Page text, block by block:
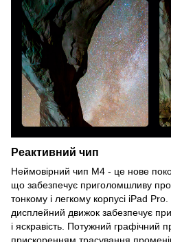
Реактивний чип
Неймовірний чип M4 - це нове
що забезпечує приголомшливу
тонкому і легкому корпусі iPad
дисплейний движок забезпечує
і яскравість. Потужний графічний